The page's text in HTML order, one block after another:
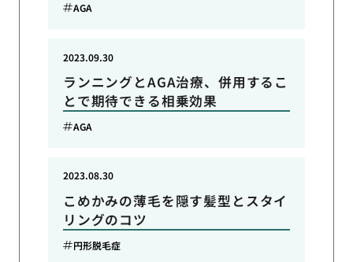
AGA
ランニングとAGA治療、併用するこ
とで期待できる相乗効果
2023.09.30
AGA
こめかみの薄毛を隠す髪型とスタイ
リングのコツ
2023.08.30
円形脱毛症